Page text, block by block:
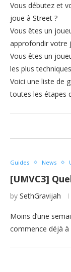
Vous débutez et
joue à Street ?
Vous êtes un
approfondir votre
Vous êtes un
les plus
Voici une liste de
toutes les étapes
Guides News
[UMVC3]
by SethGravijah
Moins d’une
commence déjà